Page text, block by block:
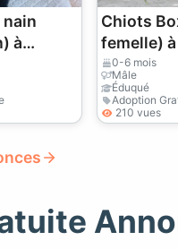
à
Chiots
femelle)
0-6 mois
Mâle
Éduqué
Adoption
210 vues